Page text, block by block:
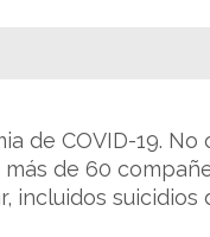
de COVID-19. No
de 60
incluidos suicidios